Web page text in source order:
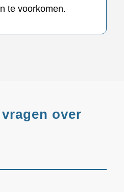
te voorkomen.
over